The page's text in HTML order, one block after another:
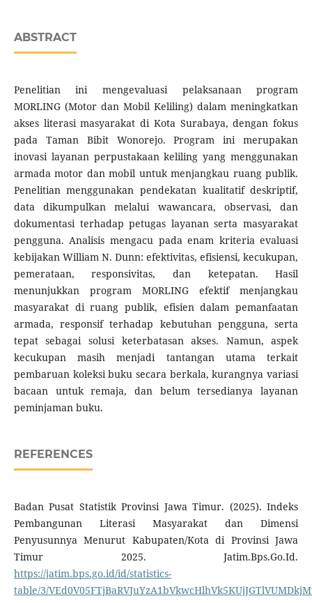
ABSTRACT
Penelitian ini mengevaluasi pelaksanaan program
MORLING (Motor dan Mobil Keliling) dalam meningkatkan
akses literasi masyarakat di Kota Surabaya, dengan fokus
pada Taman Bibit Wonorejo. Program ini merupakan
inovasi layanan perpustakaan keliling yang menggunakan
armada motor dan mobil untuk menjangkau ruang publik.
Penelitian menggunakan pendekatan kualitatif deskriptif,
data dikumpulkan melalui wawancara, observasi, dan
dokumentasi terhadap petugas layanan serta masyarakat
pengguna. Analisis mengacu pada enam kriteria evaluasi
kebijakan William N. Dunn: efektivitas, efisiensi, kecukupan,
pemerataan, responsivitas, dan ketepatan. Hasil
menunjukkan program MORLING efektif menjangkau
masyarakat di ruang publik, efisien dalam pemanfaatan
armada, responsif terhadap kebutuhan pengguna, serta
tepat sebagai solusi keterbatasan akses. Namun, aspek
kecukupan masih menjadi tantangan utama terkait
pembaruan koleksi buku secara berkala, kurangnya variasi
bacaan untuk remaja, dan belum tersedianya layanan
peminjaman buku.
REFERENCES
Badan Pusat Statistik Provinsi Jawa Timur. (2025). Indeks
Pembangunan Literasi Masyarakat dan Dimensi
Penyusunnya Menurut Kabupaten/Kota di Provinsi Jawa
Timur 2025. Jatim.Bps.Go.Id.
https://jatim.bps.go.id/id/statistics-
table/3/